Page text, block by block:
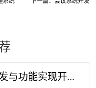
与功能实现开...